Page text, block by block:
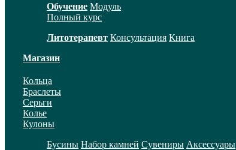
Обучение Модуль
Полный курс
Литотерапевт Консультация Книга
Магазин
Кольца
Браслеты
Серьги
Колье
Кулоны
Бусины Набор камней Сувениры Аксессуары